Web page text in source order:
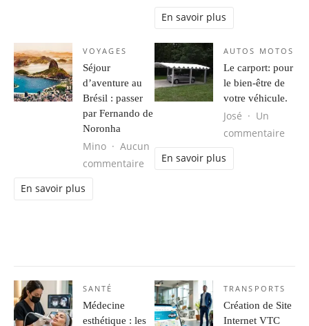
En savoir plus
VOYAGES
Séjour
d’aventure au
Brésil : passer
par Fernando de
Noronha
Mino
Aucun
commentaire sur Séjour d’aventure au Brésil :
En savoir plus
AUTOS MOTOS
Le carport: pour
le bien-être de
votre véhicule.
José
Un
commentaire
En savoir plus
SANTÉ
Médecine
esthétique : les
TRANSPORTS
Création de Site
Internet VTC